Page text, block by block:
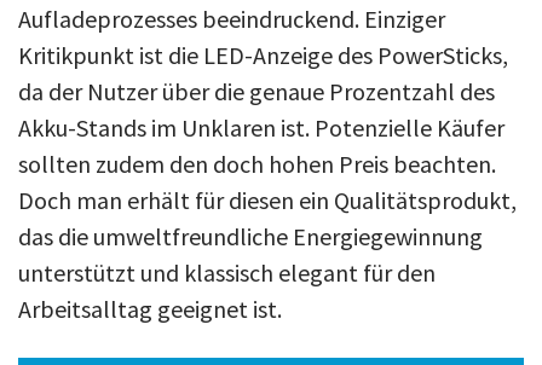
Aufladeprozesses beeindruckend. Einziger
Kritikpunkt ist die LED-Anzeige des PowerSticks,
da der Nutzer über die genaue Prozentzahl des
Akku-Stands im Unklaren ist. Potenzielle Käufer
sollten zudem den doch hohen Preis beachten.
Doch man erhält für diesen ein Qualitätsprodukt,
das die umweltfreundliche Energiegewinnung
unterstützt und klassisch elegant für den
Arbeitsalltag geeignet ist.